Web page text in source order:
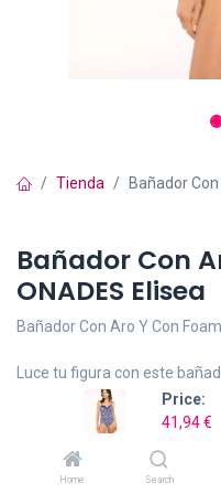
Price:
41,94€
Home Search
Tienda Bañador
Bañador Con
ONADES Elisea
Bañador Con Aro Y Con
Luce tu figura con este
diseñado para ofrecer un
Su corte elegante y
tus curvas con sensualidad,